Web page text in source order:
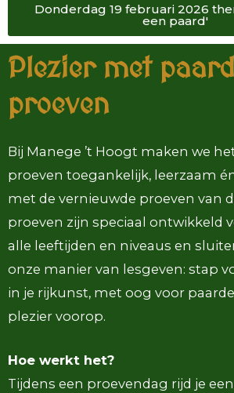
Donderdag 19 februari 2026
een paard'
Plezier met
proeven
Bij Manege ’t Hoogt maken we
proeven toegankelijk, leerzaam
met de vernieuwde proeven van
proeven zijn speciaal ontwikkeld
alle leeftijden en niveaus en
onze manier van lesgeven: stap
in je rijkunst, met oog voor
plezier voorop.
Hoe werkt het?
Tijdens een proevendag rijd je